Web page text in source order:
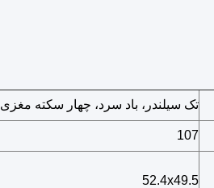
تک سیلندر، باد سرد، چهار سکته مغزی
107
52.4x49.5